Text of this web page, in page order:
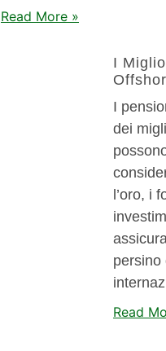
Read More »
I
I
dei
l’oro, i
persino
Read